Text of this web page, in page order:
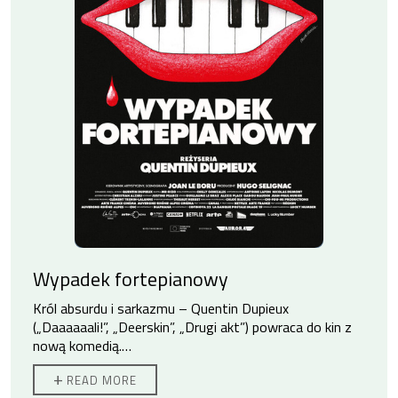
Wypadek fortepianowy
Król absurdu i sarkazmu – Quentin Dupieux
(„Daaaaaali!”, „Deerskin”, „Drugi akt”) powraca do kin z
nową komedią.
„Wypadek fortepianowy” z Adèle Exarchopoulos w roli
głównej, to zjadliwa tragifarsa obnażająca wszelkie
+ READ MORE